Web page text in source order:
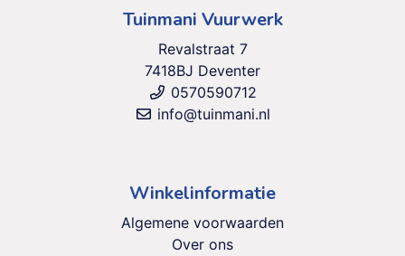
Tuinmani Vuurwerk
Revalstraat 7
7418BJ Deventer
0570590712
info@tuinmani.nl
Winkelinformatie
Algemene voorwaarden
Over ons